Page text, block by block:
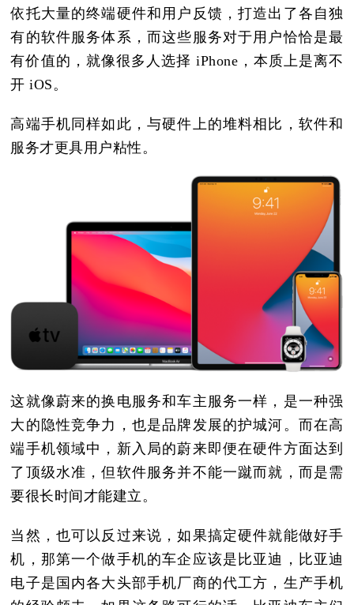
依托大量的终端硬件和用户反馈，打造出了各自独
有的软件服务体系，而这些服务对于用户恰恰是最
有价值的，就像很多人选择 iPhone，本质上是离不
开 iOS。
高端手机同样如此，与硬件上的堆料相比，软件和
服务才更具用户粘性。
这就像蔚来的换电服务和车主服务一样，是一种强
大的隐性竞争力，也是品牌发展的护城河。而在高
端手机领域中，新入局的蔚来即便在硬件方面达到
了顶级水准，但软件服务并不能一蹴而就，而是需
要很长时间才能建立。
当然，也可以反过来说，如果搞定硬件就能做好手
机，那第一个做手机的车企应该是比亚迪，比亚迪
电子是国内各大头部手机厂商的代工方，生产手机